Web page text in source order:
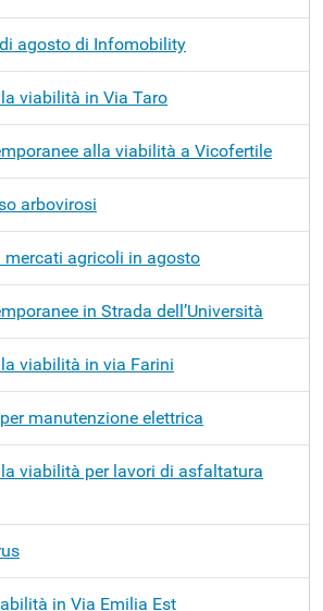
agosto di Infomobility
viabilità in Via Taro
alla viabilità a Vicofertile
arbovirosi
mercati agricoli in agosto
in Strada dell’Università
viabilità in via Farini
manutenzione elettrica
viabilità per lavori di asfaltatura
in Via Emilia Est